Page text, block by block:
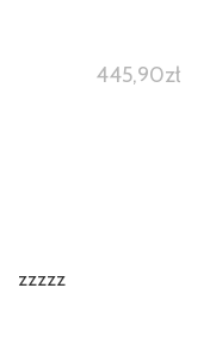
445,90zł
zzzzz